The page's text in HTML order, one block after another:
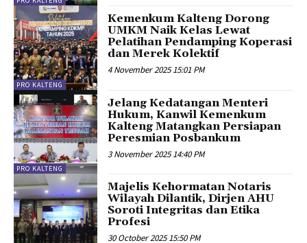
PRO KALTENG
Kemenkum Kalteng Dorong
UMKM Naik Kelas Lewat
Pelatihan Pendamping Koperasi
dan Merek Kolektif
4 November 2025 15:01 PM
PRO KALTENG
Jelang Kedatangan Menteri
Hukum, Kanwil Kemenkum
Kalteng Matangkan Persiapan
Peresmian Posbankum
3 November 2025 14:40 PM
Majelis Kehormatan Notaris
Wilayah Dilantik, Dirjen AHU
Soroti Integritas dan Etika
Profesi
30 October 2025 15:50 PM